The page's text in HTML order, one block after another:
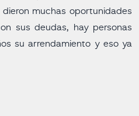
muchas oportunidades
sus deudas, hay personas
su arrendamiento y eso ya